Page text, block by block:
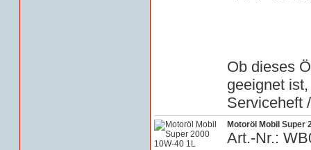
Ob dieses
geeignet
Serviceheft
Motoröl Mobil Super
Art.-Nr.: